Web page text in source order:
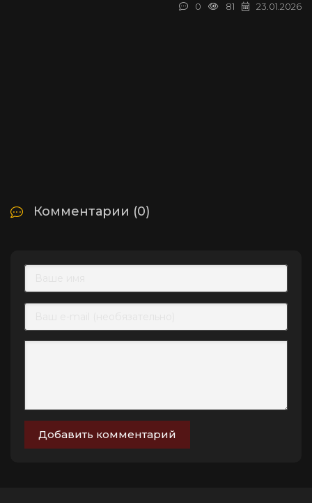
23.01.2026
81
0
Комментарии (0)
Добавить комментарий